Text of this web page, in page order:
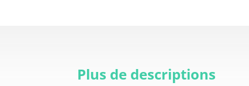
Plus de descriptions